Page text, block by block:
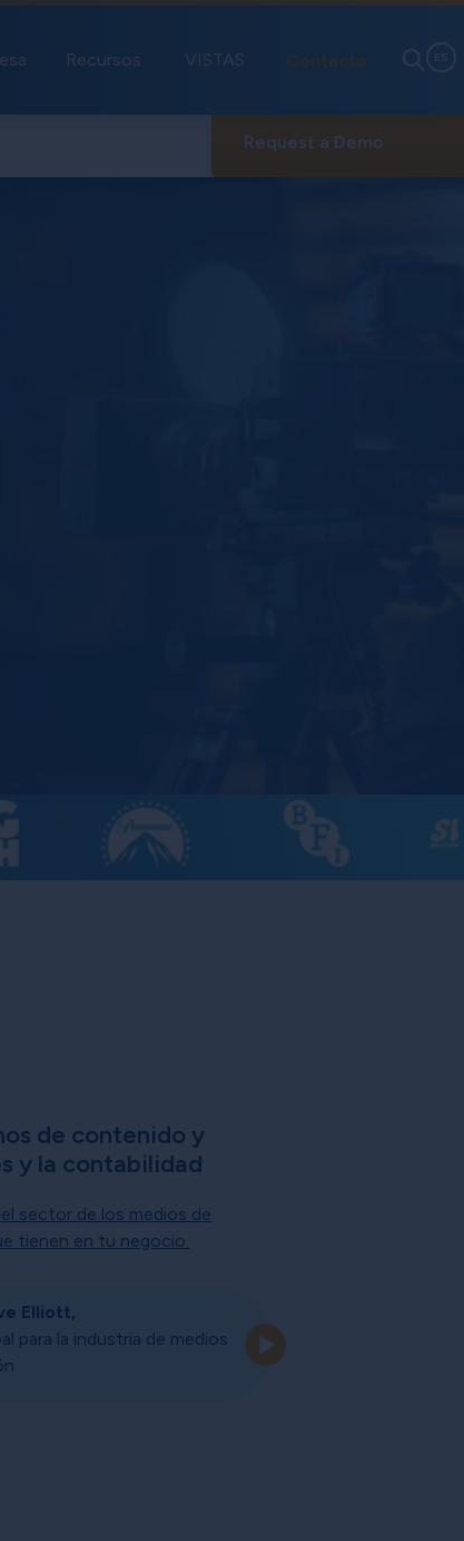
ES
Recursos VISTAS Contacto
Request a Demo
de contenido y
y la contabilidad
sector de los medios de
tienen en tu negocio.
Elliott,
para la industria de medios